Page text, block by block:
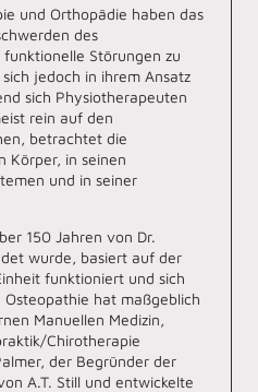
und Orthopädie haben das
des
Störungen zu
jedoch in ihrem Ansatz
sich Physiotherapeuten
rein auf den
betrachtet die
Körper, in seinen
und in seiner
150 Jahren von Dr.
wurde, basiert auf der
funktioniert und sich
Osteopathie hat maßgeblich
Manuellen Medizin,
Chirotherapie
der Begründer der
A.T. Still und entwickelte